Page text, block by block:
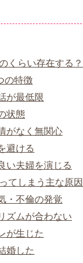
くらい存在する？
の特徴
が最低限
状態
がなく無関心
避ける
い夫婦を演じる
てしまう主な原因
・不倫の発覚
ズムが合わない
が生じた
婚した